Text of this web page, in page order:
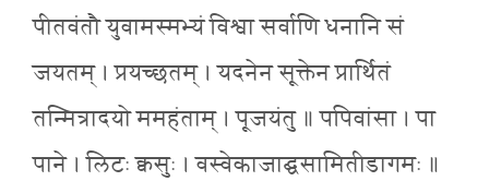
पीतवंतौ युवामस्मभ्यं विश्वा सर्वाणि धनानि सं
जयतम् । प्रयच्छतम् । यदनेन सूक्तेन प्रार्थितं
तन्मित्रादयो ममहंताम् । पूजयंतु ॥ पपिवांसा । पा
पाने । लिटः क्वसुः । वस्वेकाजाद्घसामितीडागमः ॥